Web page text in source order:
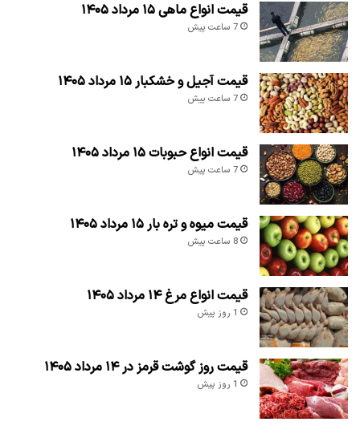
قیمت انواع ماهی ۱۵ مرداد ۱۴۰۵
7 ساعت پیش
قیمت آجیل و خشکبار ۱۵ مرداد ۱۴۰۵
7 ساعت پیش
قیمت انواع حبوبات ۱۵ مرداد ۱۴۰۵
7 ساعت پیش
قیمت میوه و تره بار ۱۵ مرداد ۱۴۰۵
8 ساعت پیش
قیمت انواع مرغ ۱۴ مرداد ۱۴۰۵
1 روز پیش
قیمت روز گوشت قرمز در ۱۴ مرداد ۱۴۰۵
1 روز پیش